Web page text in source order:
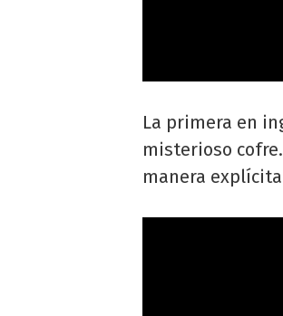
La primera en
misterioso cofre.
manera